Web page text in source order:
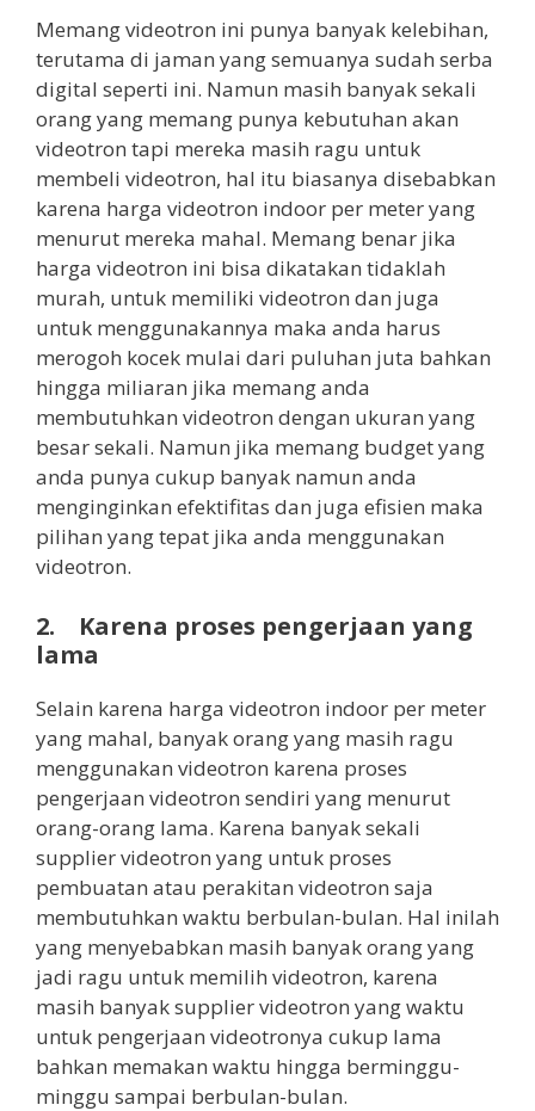
Memang videotron ini punya banyak kelebihan,
terutama di jaman yang semuanya sudah serba
digital seperti ini. Namun masih banyak sekali
orang yang memang punya kebutuhan akan
videotron tapi mereka masih ragu untuk
membeli videotron, hal itu biasanya disebabkan
karena harga videotron indoor per meter yang
menurut mereka mahal. Memang benar jika
harga videotron ini bisa dikatakan tidaklah
murah, untuk memiliki videotron dan juga
untuk menggunakannya maka anda harus
merogoh kocek mulai dari puluhan juta bahkan
hingga miliaran jika memang anda
membutuhkan videotron dengan ukuran yang
besar sekali. Namun jika memang budget yang
anda punya cukup banyak namun anda
menginginkan efektifitas dan juga efisien maka
pilihan yang tepat jika anda menggunakan
videotron.
2. Karena proses pengerjaan yang
lama
Selain karena harga videotron indoor per meter
yang mahal, banyak orang yang masih ragu
menggunakan videotron karena proses
pengerjaan videotron sendiri yang menurut
orang-orang lama. Karena banyak sekali
supplier videotron yang untuk proses
pembuatan atau perakitan videotron saja
membutuhkan waktu berbulan-bulan. Hal inilah
yang menyebabkan masih banyak orang yang
jadi ragu untuk memilih videotron, karena
masih banyak supplier videotron yang waktu
untuk pengerjaan videotronya cukup lama
bahkan memakan waktu hingga berminggu-
minggu sampai berbulan-bulan.